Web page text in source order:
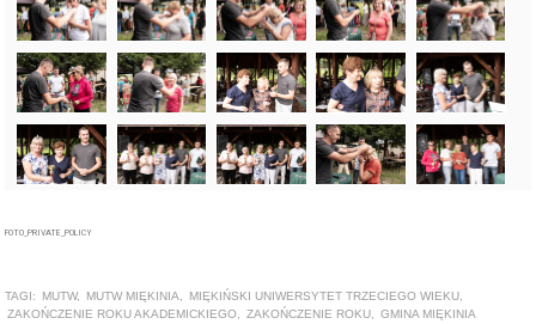
FOTO_PRIVATE_POLICY
TAGI: MUTW, MUTW MIĘKINIA MIĘKIŃSKI UNIWERSYTET TRZECIEGO WIEKU
ZAKOŃCZENIE ROKU AKADEMICKIEGO
ZAKOŃCZENIE ROKU GMINA MIĘKINIA